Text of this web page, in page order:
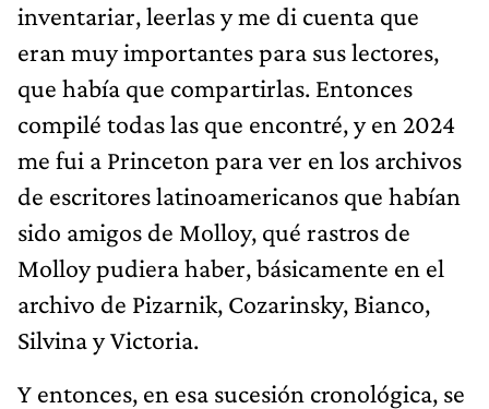
inventariar, leerlas y me di cuenta que
eran muy importantes para sus lectores,
que había que compartirlas. Entonces
compilé todas las que encontré, y en 2024
me fui a Princeton para ver en los archivos
de escritores latinoamericanos que habían
sido amigos de Molloy, qué rastros de
Molloy pudiera haber, básicamente en el
archivo de Pizarnik, Cozarinsky, Bianco,
Silvina y Victoria.
Y entonces, en esa sucesión cronológica, se